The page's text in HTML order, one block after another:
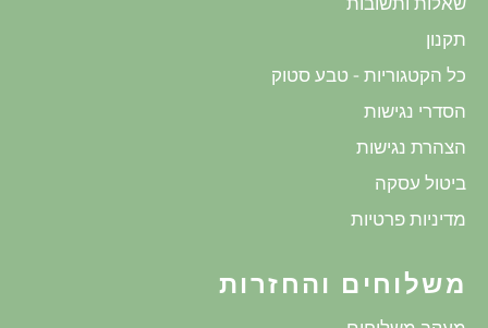
תקנון
כל הקטגוריות - טבע סטוק
הסדרי נגישות
הצהרת נגישות
ביטול עסקה
מדיניות פרטיות
משלוחים והחזרות